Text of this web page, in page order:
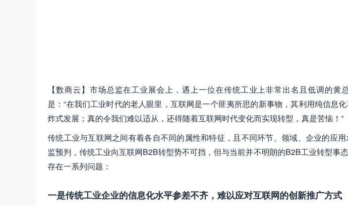
【数商云】市场总监在工业展会上，遇上一位在传统工业上非常出名且低调的黄
是：“在我们工业时代的老人眼里，互联网是一个匪夷所思的新事物，其利用纯信息
炸式发展；真的令我们难以适从，还得随着互联网时代变化而实现转型，真是苦恼！”
传统工业与互联网之间有着各自不同的属性和特征，且不同环节、领域、企业的应
监预判，传统工业向互联网B2B转型势不可挡，但与当前并不明朗的B2B工业转型事
存在一系列问题：
一是传统工业企业的信息化水平参差不齐，难以应对互联网的创新推广方式